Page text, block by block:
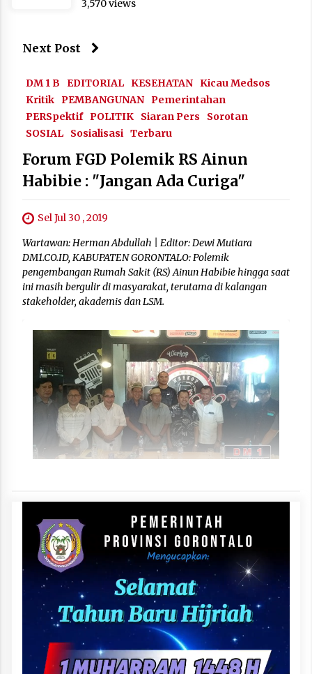
3,570 views
Next Post
DM 1 B EDITORIAL KESEHATAN Kicau Medsos
Kritik PEMBANGUNAN Pemerintahan
PERSpektif POLITIK Siaran Pers
Sorotan
SOSIAL
Sosialisasi Terbaru
Forum FGD Polemik RS Ainun
Habibie : "Jangan Ada Curiga"
Sel Jul 30 , 2019
Wartawan: Herman Abdullah | Editor: Dewi Mutiara
DM1.CO.ID, KABUPATEN GORONTALO: Polemik
pengembangan Rumah Sakit (RS) Ainun Habibie hingga saat
ini masih bergulir di masyarakat, terutama di kalangan
stakeholder, akademis dan LSM.